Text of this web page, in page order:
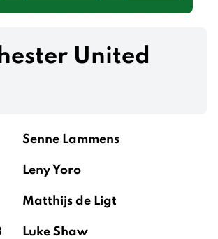
United
Senne Lammens
Leny Yoro
Matthijs de Ligt
Luke Shaw